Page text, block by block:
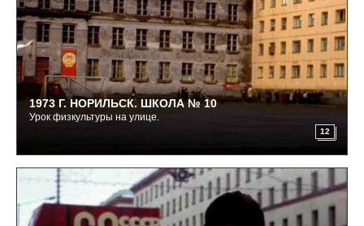
12
1973 Г. НОРИЛЬСК. ШКОЛА № 10
Урок физкультуры на улице.